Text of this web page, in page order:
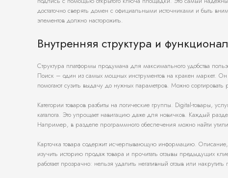
достаточно сверять домен с официальными источниками и быть
элементов должно насторожить.
Внутренняя структура и
Структура платформы продумана для максимального удобства
Поиск – один из самых мощных инструментов на кракен маркет.
помогают сузить выдачу до нужных параметров. Можно сортировать
Категории товаров разбиты на логические группы. Digital-товары,
каталога. Это упрощает навигацию даже для новичков. Каждый
Например, в разделе программного обеспечения можно найти
Карточка товара содержит исчерпывающую информацию.
изучить историю продаж товара и прочитать отзывы предыдущих
работает прозрачно: нельзя удалить негативный отзыв или